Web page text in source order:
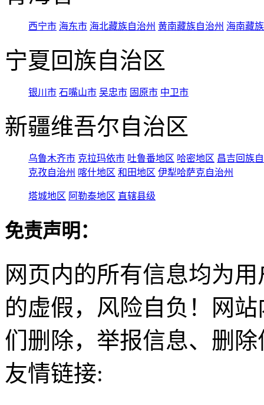
西宁市 海东市 海北藏族自治州 黄南藏族自治州 海南藏
宁夏回族自治区
银川市 石嘴山市 吴忠市 固原市 中卫市
新疆维吾尔自治区
乌鲁木齐市 克拉玛依市 吐鲁番地区 哈密地区 昌吉回族
克孜自治州 喀什地区 和田地区 伊犁哈萨克自治州
塔城地区 阿勒泰地区 直辖县级
免责声明：
网页内的所有信息均为
的虚假，风险自负！网
们删除，举报信息、删
友情链接: